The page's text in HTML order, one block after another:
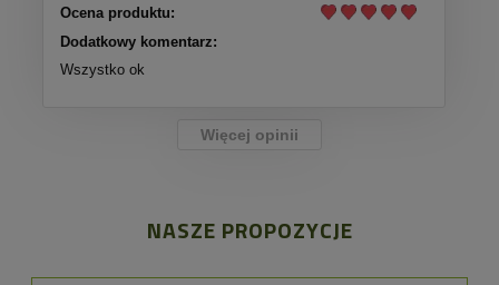
Ocena produktu:
Dodatkowy komentarz:
Wszystko ok
Więcej opinii
NASZE PROPOZYCJE